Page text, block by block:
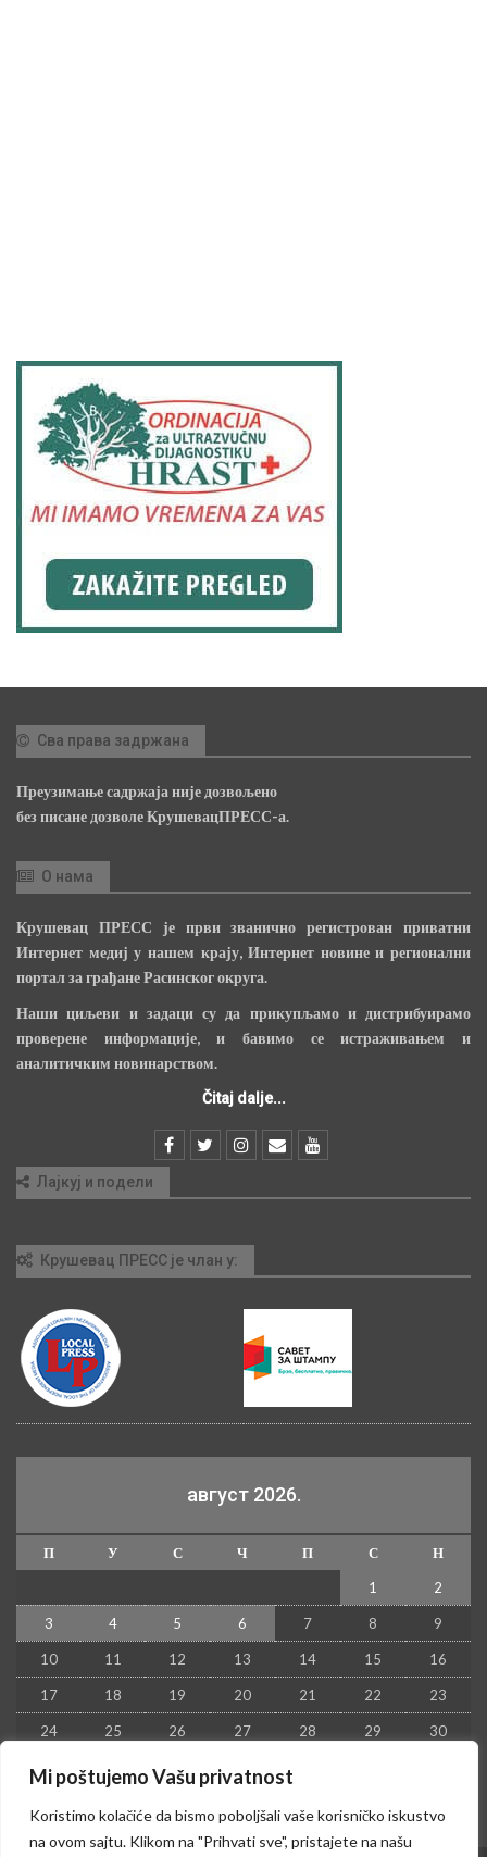
Mi poštujemo Vašu privatnost
Koristimo kolačiće da bismo poboljšali vaše korisničko iskustvo
na ovom sajtu. Klikom na "Prihvati sve", pristajete na našu
Сва права задржана
Преузимање садржаја није дозвољено
без писане дозволе КрушевацПРЕСС-а.
О нама
Крушевац ПРЕСС је први званично регистрован приватни
Интернет медиј у нашем крају, Интернет новине и регионални
портал за грађане Расинског округа.
Наши циљеви и задаци су да прикупљамо и дистрибуирамо
проверене информације, и бавимо се истраживањем и
аналитичким новинарством.
Čitaj dalje...
Лајкуј и подели
Крушевац ПРЕСС је члан у:
август 2026.
П У С Ч П С
Н
1
2
3 4 5 6 7 8 9
10 11 12 13 14 15 16
17 18 19 20 21 22 23
24 25 26 27 28 29 30
31